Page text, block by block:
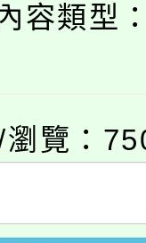
龍潭區
桃園電
動會8/
舉行。
享有免
容類型
瀏覽：